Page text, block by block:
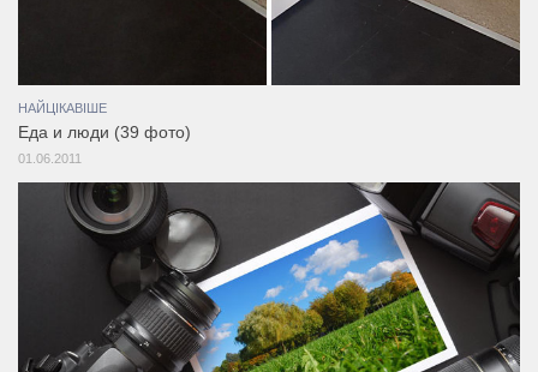
НАЙЦІКАВІШЕ
Еда и люди (39 фото)
01.06.2011